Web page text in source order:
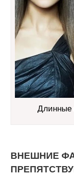
Длинные
ВНЕШНИЕ